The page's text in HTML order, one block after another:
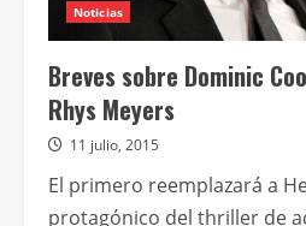
Noticias
Breves sobre Dominic
Rhys Meyers
11 julio, 2015
El primero reemplazará a
protagónico del thriller de